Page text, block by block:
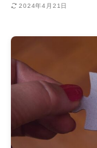
2024年4月21日